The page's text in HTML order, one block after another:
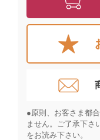
●原則、お客さま都
ません。ご了承下さ
をお読み下さい。​